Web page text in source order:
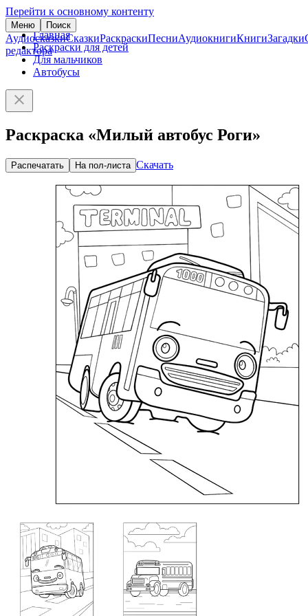
Перейти к основному контенту
Меню Поиск
АудиосказкиСказкиРаскраскиПесниАудиокнигиКнигиЗагадки
редактора
Главная
Раскраски для детей
Для мальчиков
Автобусы
Раскраска «Милый автобус Роги»
Распечатать На пол-листа Скачать